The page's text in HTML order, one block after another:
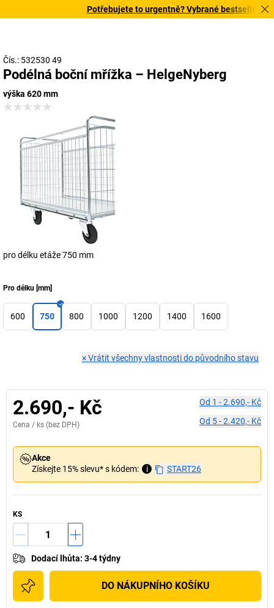
Potřebujete to urgentně? Vybrané bestsellery
Čís.: 532530 49
Podélná boční mřížka – HelgeNyberg
výška 620 mm
pro délku etáže 750 mm
Pro délku [mm]
600 750 800 1000 1200 1400 1600
×Vrátit všechny vlastnosti do původního stavu
2.690,- Kč
Cena / ks (bez DPH)
Od 1 -2.690,- Kč
Od 5-2.420,- Kč
Akce
Získejte 15% slevu* s kódem:
i START26
KS
Dodací lhůta: 3-4 týdny
DO NÁKUPNÍHO KOŠÍKU